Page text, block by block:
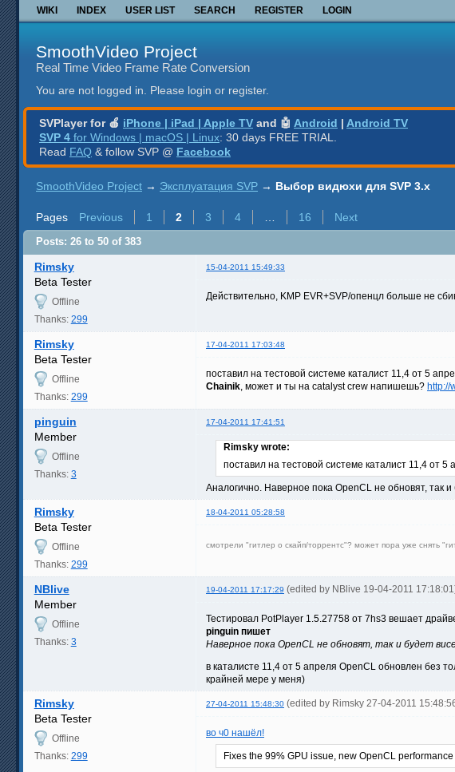
WIKI INDEX USER LIST SEARCH REGISTER LOGIN
SmoothVideo Project
Real Time Video Frame Rate Conversion
You are not logged in. Please login or register.
SVPlayer for 🍎 iPhone | iPad | Apple TV and 🤖 Android | Android TV
SVP 4 for Windows | macOS | Linux: 30 days FREE TRIAL.
Read FAQ & follow SVP @ Facebook
SmoothVideo Project → Эксплуатация SVP → Выбор видюхи для SVP 3.x
Pages Previous 1 2 3 4 16 Next
Posts: 26 to 50 of 383
Rimsky 15-04-2011 15:49:33
Beta Tester
Offline
Thanks: 299
Действительно, KMP EVR+SVP/опенцл больше не
Rimsky 17-04-2011 17:03:48
Beta Tester
Offline
Thanks: 299
поставил на тестовой системе каталист 11,4 от 5
Chainik, может и ты на catalyst crew напишешь? http://
pinguin 17-04-2011 17:41:51
Member
Offline
Thanks: 3
Rimsky wrote:
поставил на тестовой системе каталист 11,4 от
Аналогично. Наверное пока OpenCL не обновят, так и
Rimsky 18-04-2011 05:28:58
Beta Tester
Offline
Thanks: 299
смотрели "гитлер о скайп/торрентс"? может пора уже снять
NBlive 19-04-2011 17:17:29 (edited by NBlive 19-04-2011
Member
Offline
Thanks: 3
Тестировал PotPlayer 1.5.27758 от 7hs3 вешает
pinguin пишет
Наверное пока OpenCL не обновят, так и будет
в каталисте 11,4 от 5 апреля OpenCL обновлен без
крайней мере у меня)
Rimsky 27-04-2011 15:48:30 (edited by Rimsky 27-04-2011
Beta Tester
Offline
Thanks: 299
во ч0 нашёл!
Fixes the 99% GPU issue, new OpenCL